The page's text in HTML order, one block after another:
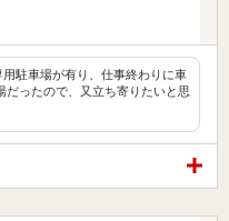
駐車場が有り、仕事終わりに車
ったので、又立ち寄りたいと思